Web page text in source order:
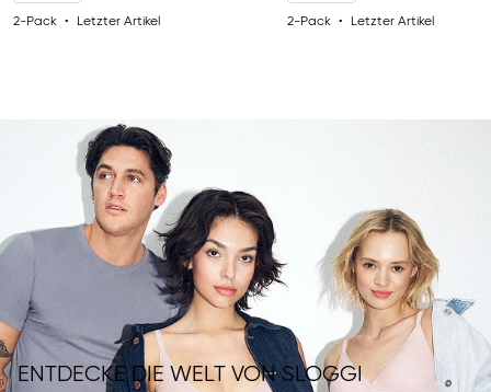
2-Pack Letzter Artikel 2-Pack Letzter Artikel
ENTDECKE DIE WELT VON SLOGGI